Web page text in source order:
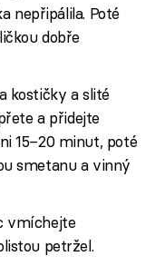
nepřipálila. Poté
dobře
kostičky a slité
a přidejte
15–20 minut, poté
smetanu a vinný
vmíchejte
petržel.